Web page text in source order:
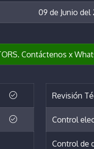
09 de Junio del
Contáctenos x
Revisión
Control
Control de